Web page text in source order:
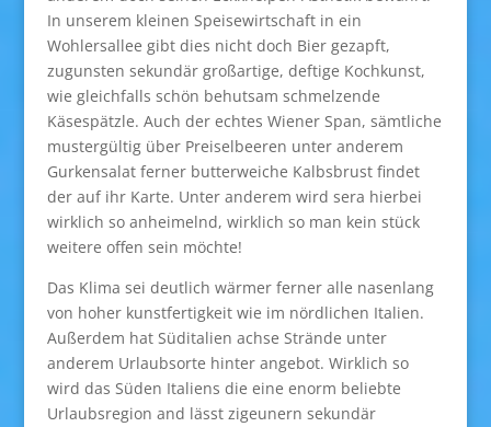
In unserem kleinen Speisewirtschaft in ein
Wohlersallee gibt dies nicht doch Bier gezapft,
zugunsten sekundär großartige, deftige Kochkunst,
wie gleichfalls schön behutsam schmelzende
Käsespätzle. Auch der echtes Wiener Span, sämtliche
mustergültig über Preiselbeeren unter anderem
Gurkensalat ferner butterweiche Kalbsbrust findet
der auf ihr Karte. Unter anderem wird sera hierbei
wirklich so anheimelnd, wirklich so man kein stück
weitere offen sein möchte!
Das Klima sei deutlich wärmer ferner alle nasenlang
von hoher kunstfertigkeit wie im nördlichen Italien.
Außerdem hat Süditalien achse Strände unter
anderem Urlaubsorte hinter angebot. Wirklich so
wird das Süden Italiens die eine enorm beliebte
Urlaubsregion and lässt zigeunern sekundär